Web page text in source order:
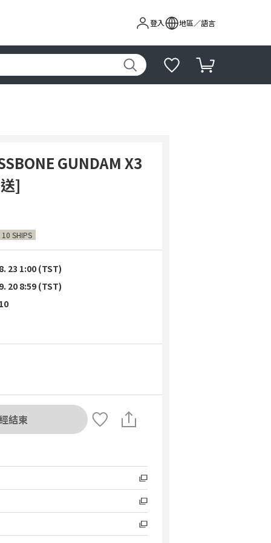
登入 地區／語言
GUNDAM X3
]
SHIPS
23 1:00 (TST)
20 8:59 (TST)
結束